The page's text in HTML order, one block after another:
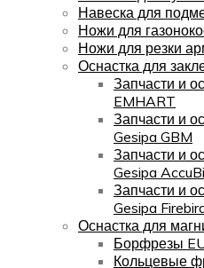
Навеска для
Ножи для
Ножи для резки
Оснастка для
Запчасти и
EMHART
Запчасти и
Gesipa GBM
Запчасти и
Gesipa
Запчасти и
Gesipa
Оснастка для
Борфрезы
Кольцевые